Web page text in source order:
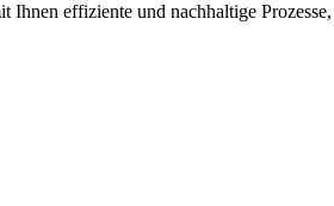
effiziente und nachhaltige